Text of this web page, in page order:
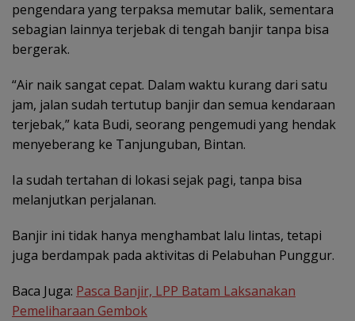
pengendara yang terpaksa memutar balik, sementara
sebagian lainnya terjebak di tengah banjir tanpa bisa
bergerak.
“Air naik sangat cepat. Dalam waktu kurang dari satu
jam, jalan sudah tertutup banjir dan semua kendaraan
terjebak,” kata Budi, seorang pengemudi yang hendak
menyeberang ke Tanjunguban, Bintan.
Ia sudah tertahan di lokasi sejak pagi, tanpa bisa
melanjutkan perjalanan.
Banjir ini tidak hanya menghambat lalu lintas, tetapi
juga berdampak pada aktivitas di Pelabuhan Punggur.
Baca Juga: Pasca Banjir, LPP Batam Laksanakan
Pemeliharaan Gembok